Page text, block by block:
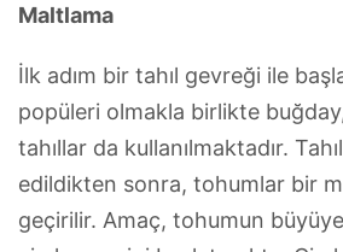
Maltlama
İlk adım bir tahıl gevreği ile
popüleri olmakla birlikte
tahıllar da kullanılmaktadır.
edildikten sonra, tohumlar bir
geçirilir. Amaç, tohumun